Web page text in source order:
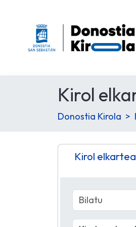
Kirol
Donostia Kirola
Kirol